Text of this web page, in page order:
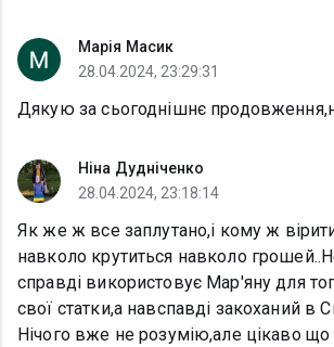
Марія Масик
28.04.2024, 23:29:31
Дякую за сьогоднішнє
Ніна Дудніченко
28.04.2024, 23:18:14
Як же ж все заплутано,і кому ж
навколо крутиться навколо
справді використовує Мар'яну для
свої статки,а навспавді закоханий в
Нічого вже не розумію,але цікаво що